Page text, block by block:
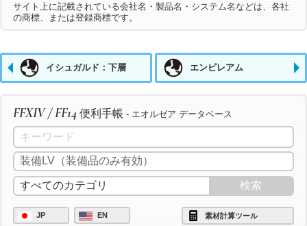
サイト上に記載されている会社名・製品名・システム名などは、各社
の商標、または登録商標です。
イシュガルド：下層 エンピレアム
FFXIV / FF14 便利手帳 - エオルゼア データベース
JP EN 素材計算ツール